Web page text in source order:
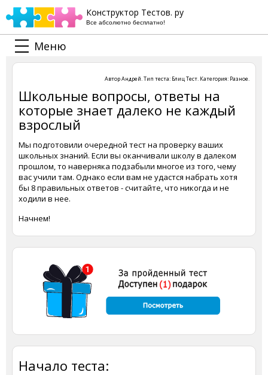
Конструктор Тестов. ру
Все абсолютно бесплатно!
Меню
АвторАндрей. Тип теста: Блиц Тест. Категория: Разное.
Школьные вопросы, ответы на
которые знает далеко не каждый
взрослый
Мы подготовили очередной тест на проверку ваших
школьных знаний. Если вы оканчивали школу в далеком
прошлом, то наверняка подзабыли многое из того, чему
вас учили там. Однако если вам не удастся набрать хотя
бы 8 правильных ответов - считайте, что никогда и не
ходили в нее.
Начнем!
Начало теста: